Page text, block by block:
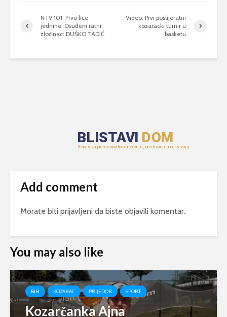
NTV 101-Prvo lice
jednine: Osuđeni ratni
zločinac: DUŠKO TADIĆ
Video: Prvi poslijeratni
kozaracki turnir u
basketu
Add comment
Morate biti prijavljeni da biste objavili komentar.
You may also like
BIH KOZARAC PRIJEDOR SPORT
Kozarčanka Ajna